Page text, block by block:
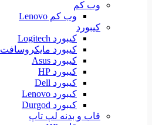
وب کم
وب کم Lenovo
کیبورد
کیبورد Logitech
کیبورد مایکروسافت
کیبورد Asus
کیبورد HP
کیبورد Dell
کیبورد Lenovo
کیبورد Durgod
قاب و بدنه لپ تاپ